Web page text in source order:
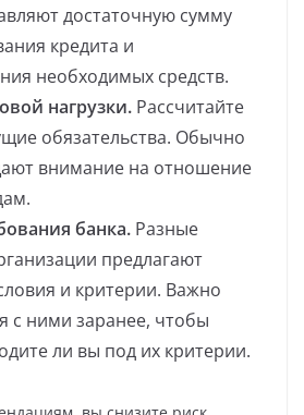
достаточную сумму
кредита и
необходимых средств.
нагрузки. Рассчитайте
обязательства. Обычно
внимание на отношение
банка. Разные
предлагают
и критерии. Важно
с ними заранее, чтобы
ли вы под их критерии.